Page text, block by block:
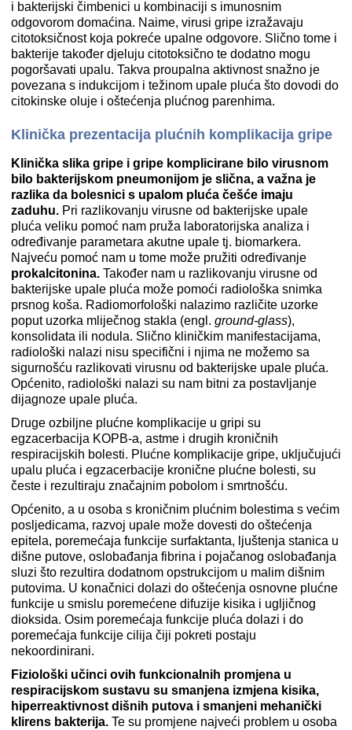
i bakterijski čimbenici u kombinaciji s imunosnim
odgovorom domaćina. Naime, virusi gripe izražavaju
citotoksičnost koja pokreće upalne odgovore. Slično tome i
bakterije također djeluju citotoksično te dodatno mogu
pogoršavati upalu. Takva proupalna aktivnost snažno je
povezana s indukcijom i težinom upale pluća što dovodi do
citokinske oluje i oštećenja plućnog parenhima.
Klinička prezentacija plućnih komplikacija gripe
K linička slika gripe i gripe komplicirane bilo virusnom
bilo bakterijskom pneumonijom je slična, a važna je
razlika da bolesnici s upalom pluća češće imaju
zaduhu. Pri razlikovanju virusne od bakterijske upale
pluća veliku pomoć nam pruža laboratorijska analiza i
određivanje parametara akutne upale tj. biomarkera.
Najveću pomoć nam u tome može pružiti određivanje
prokalcitonina. Također nam u razlikovanju virusne od
bakterijske upale pluća može pomoći radiološka snimka
prsnog koša. Radiomorfološki nalazimo različite uzorke
poput uzorka mliječnog stakla (engl. ground-glass),
konsolidata ili nodula. Slično kliničkim manifestacijama,
radiološki nalazi nisu specifični i njima ne možemo sa
sigurnošću razlikovati virusnu od bakterijske upale pluća.
Općenito, radiološki nalazi su nam bitni za postavljanje
dijagnoze upale pluća.
Druge ozbiljne plućne komplikacije u gripi su
egzacerbacija KOPB-a, astme i drugih kroničnih
respiracijskih bolesti. Plućne komplikacije gripe, uključujući
upalu pluća i egzacerbacije kronične plućne bolesti, su
česte i rezultiraju značajnim pobolom i smrtnošću.
Općenito, a u osoba s kroničnim plućnim bolestima s većim
posljedicama, razvoj upale može dovesti do oštećenja
epitela, poremećaja funkcije surfaktanta, ljuštenja stanica u
dišne putove, oslobađanja fibrina i pojačanog oslobađanja
sluzi što rezultira dodatnom opstrukcijom u malim dišnim
putovima. U konačnici dolazi do oštećenja osnovne plućne
funkcije u smislu poremećene difuzije kisika i ugljičnog
dioksida. Osim poremećaja funkcije pluća dolazi i do
poremećaja funkcije cilija čiji pokreti postaju
nekoordinirani.
Fiziološki učinci ovih funkcionalnih promjena u
respiracijskom sustavu su smanjena izmjena kisika,
hiperreaktivnost dišnih putova i smanjeni mehanički
klirens bakterija. Te su promjene najveći problem u osoba